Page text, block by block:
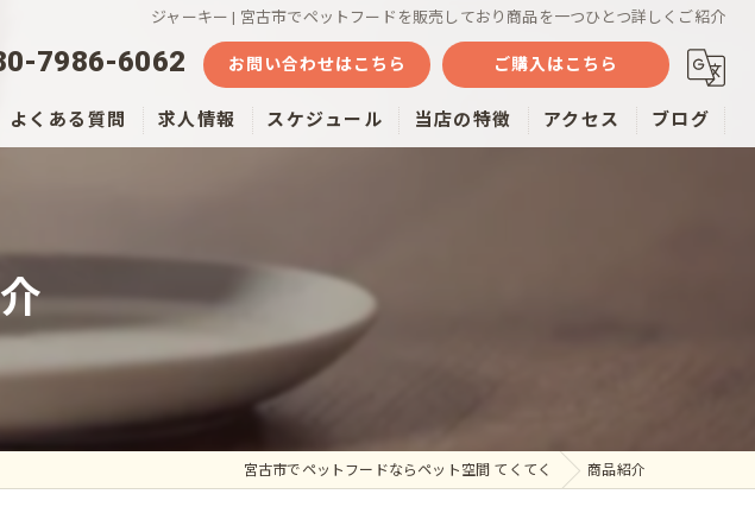
ジャーキー | 宮古市でペットフードを販売しており商品を一つひとつ詳しくご紹介
7986-6062 お問い合わせはこちら ご購入はこちら
よくある質問 求人情報 スケジュール 当店の特徴 アクセス ブログ
宮古市でペットフードならペット空間 てくてく 商品紹介